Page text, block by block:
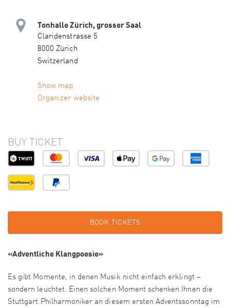
Tonhalle Zürich, grosser Saal
Claridenstrasse 5
8000 Zürich
Switzerland
Show map
Organizer website
BUY TICKET
BOOK TICKETS
«Adventliche Klangpoesie»
Es gibt Momente, in denen Musik nicht einfach erklingt –
sondern leuchtet. Einen solchen Moment schenken Ihnen die
Stuttgart Philharmoniker an diesem ersten Adventssonntag im